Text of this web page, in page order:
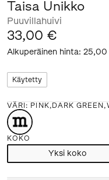
Taisa Unikko
Puuvillahuivi
33,00 €
Alkuperäinen hinta:
Käytetty
VÄRI : PINK,DARK
KOKO
Yksi koko